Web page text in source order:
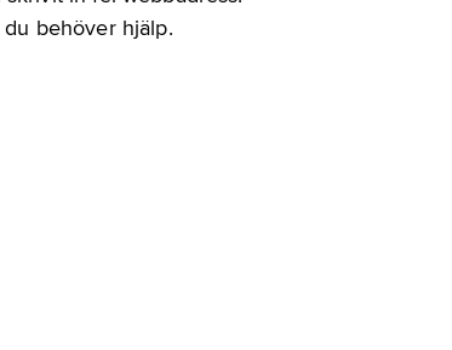
behöver hjälp.